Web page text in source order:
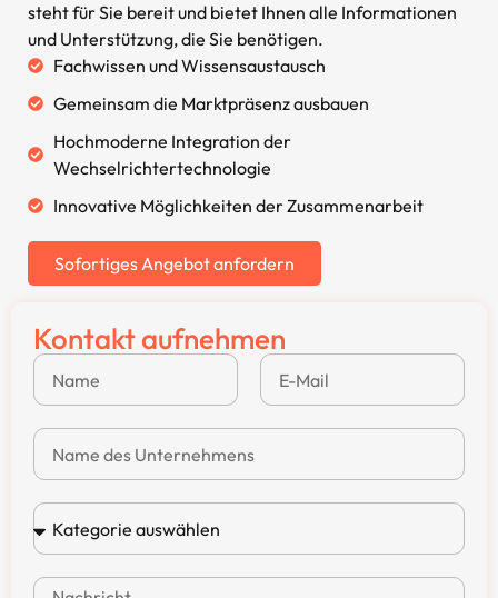
steht für Sie bereit und bietet Ihnen alle Informationen
und Unterstützung, die Sie benötigen.
Fachwissen und Wissensaustausch
Gemeinsam die Marktpräsenz ausbauen
Hochmoderne Integration der
Wechselrichtertechnologie
Innovative Möglichkeiten der Zusammenarbeit
Sofortiges Angebot anfordern
Kontakt aufnehmen